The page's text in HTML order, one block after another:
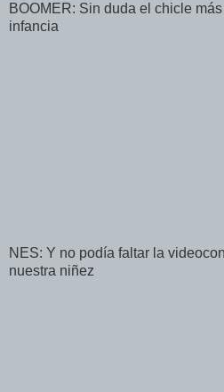
BOOMER: Sin duda el chicle
infancia
NES: Y no podía faltar la
nuestra niñez